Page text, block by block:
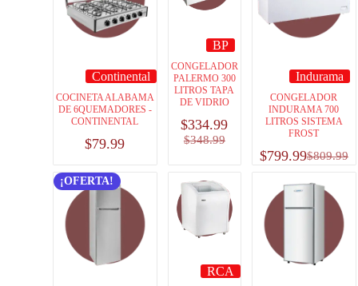
Continental
COCINETA ALABAMA
DE 6QUEMADORES -
CONTINENTAL
$79.99
BP
CONGELADOR
PALERMO 300
LITROS TAPA
DE VIDRIO
$348.99
$334.99
Indurama
CONGELADOR
INDURAMA 700
LITROS SISTEMA
FROST
$809.99
$799.99
¡OFERTA!
RCA